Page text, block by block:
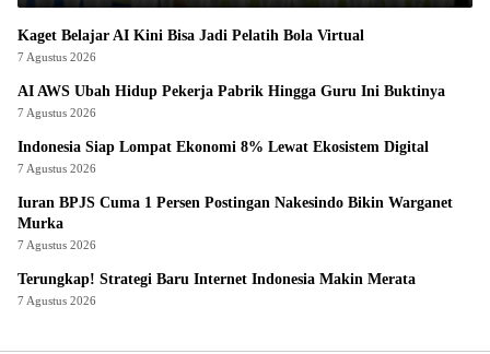
Kaget Belajar AI Kini Bisa Jadi Pelatih Bola Virtual
7 Agustus 2026
AI AWS Ubah Hidup Pekerja Pabrik Hingga Guru Ini Buktinya
7 Agustus 2026
Indonesia Siap Lompat Ekonomi 8% Lewat Ekosistem Digital
7 Agustus 2026
Iuran BPJS Cuma 1 Persen Postingan Nakesindo Bikin Warganet
Murka
7 Agustus 2026
Terungkap! Strategi Baru Internet Indonesia Makin Merata
7 Agustus 2026